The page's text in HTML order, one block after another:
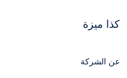
كذا ميزة
عن الشركة